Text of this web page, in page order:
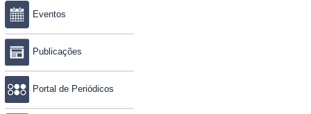
Eventos
Publicações
Portal de Periódicos